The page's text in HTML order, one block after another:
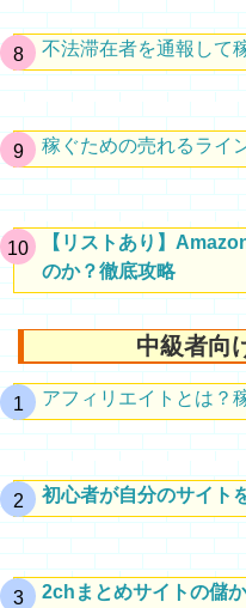
不法滞在者を通報して
稼ぐための売れるライ
【リストあり】
のか？徹底攻略
中級者向
アフィリエイトとは？
初心者が自分のサイト
2chまとめサイトの儲